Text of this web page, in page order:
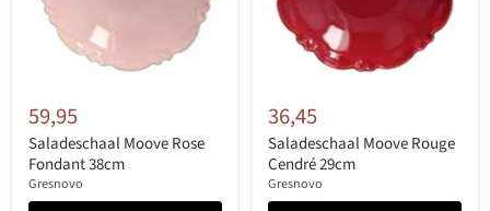
59,95
Saladeschaal Moove Rose
Fondant 38cm
Gresnovo
36,45
Saladeschaal Moove Rouge
Cendré 29cm
Gresnovo